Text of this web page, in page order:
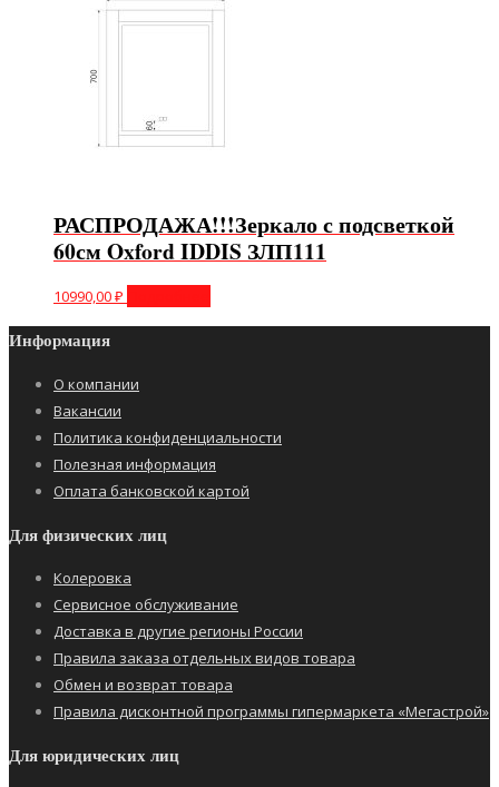
РАСПРОДАЖА!!!Зеркало с подсветкой
60см Oxford IDDIS ЗЛП111
10990,00₽
Информация
О компании
Вакансии
Политика конфиденциальности
Полезная информация
Оплата банковской картой
Для физических лиц
Колеровка
Сервисное обслуживание
Доставка в другие регионы России
Правила заказа отдельных видов товара
Обмен и возврат товара
Правила дисконтной программы гипермаркета «Мегастрой»
Для юридических лиц